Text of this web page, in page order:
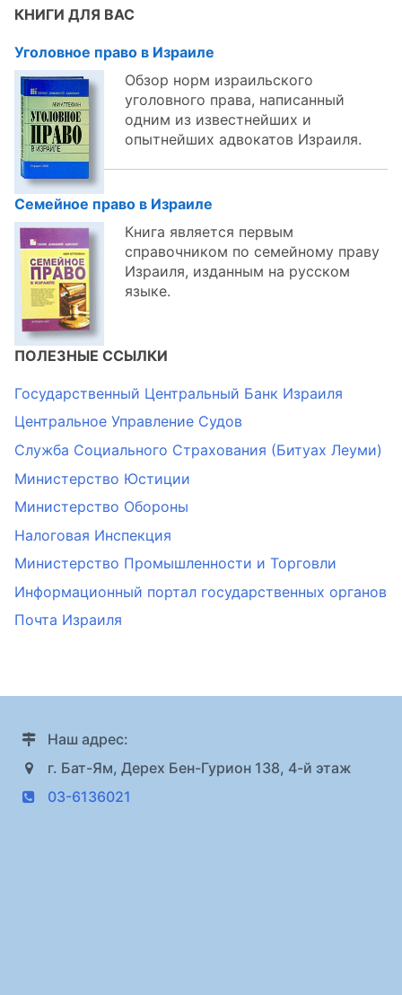
КНИГИ ДЛЯ ВАС
Уголовное право в Израиле
Обзор норм израильского
уголовного права, написанный
одним из известнейших и
опытнейших адвокатов Израиля.
Семейное право в Израиле
Книга является первым
справочником по семейному праву
Израиля, изданным на русском
языке.
ПОЛЕЗНЫЕ ССЫЛКИ
Государственный Центральный Банк Израиля
Центральное Управление Судов
Служба Социального Страхования (Битуах Леуми)
Министерство Юстиции
Министерство Обороны
Налоговая Инспекция
Министерство Промышленности и Торговли
Информационный портал государственных органов
Почта Израиля
Наш адрес:
г. Бат-Ям, Дерех Бен-Гурион 138, 4-й этаж
03-6136021